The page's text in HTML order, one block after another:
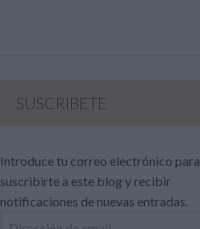
SUSCRIBETE
Introduce tu correo electrónico para
suscribirte a este blog y recibir
notificaciones de nuevas entradas.
Dirección